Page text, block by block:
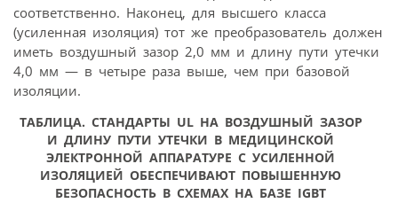
соответственно. Наконец, для высшего класса
(усиленная изоляция) тот же преобразователь должен
иметь воздушный зазор 2,0 мм и длину пути утечки
4,0 мм — в четыре раза выше, чем при базовой
изоляции.
ТАБЛИЦА. СТАНДАРТЫ UL НА ВОЗДУШНЫЙ ЗАЗОР
И ДЛИНУ ПУТИ УТЕЧКИ В МЕДИЦИНСКОЙ
ЭЛЕКТРОННОЙ АППАРАТУРЕ С УСИЛЕННОЙ
ИЗОЛЯЦИЕЙ ОБЕСПЕЧИВАЮТ ПОВЫШЕННУЮ
БЕЗОПАСНОСТЬ В СХЕМАХ НА БАЗЕ IGBT